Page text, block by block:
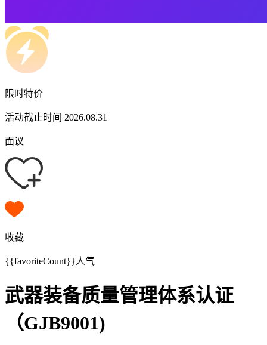
限时特价
活动截止时间 2026.08.31
面议
收藏
{{favoriteCount}}人气
武器装备质量管理体系认证
（GJB9001)